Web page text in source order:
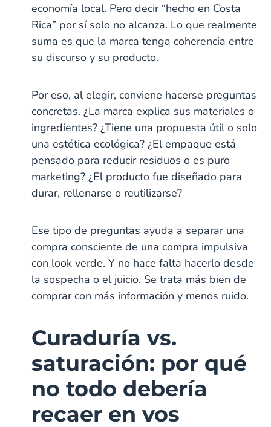
economía local. Pero decir “hecho en Costa
Rica” por sí solo no alcanza. Lo que realmente
suma es que la marca tenga coherencia entre
su discurso y su producto.
Por eso, al elegir, conviene hacerse preguntas
concretas. ¿La marca explica sus materiales o
ingredientes? ¿Tiene una propuesta útil o solo
una estética ecológica? ¿El empaque está
pensado para reducir residuos o es puro
marketing? ¿El producto fue diseñado para
durar, rellenarse o reutilizarse?
Ese tipo de preguntas ayuda a separar una
compra consciente de una compra impulsiva
con look verde. Y no hace falta hacerlo desde
la sospecha o el juicio. Se trata más bien de
comprar con más información y menos ruido.
Curaduría vs.
saturación: por qué
no todo debería
recaer en vos